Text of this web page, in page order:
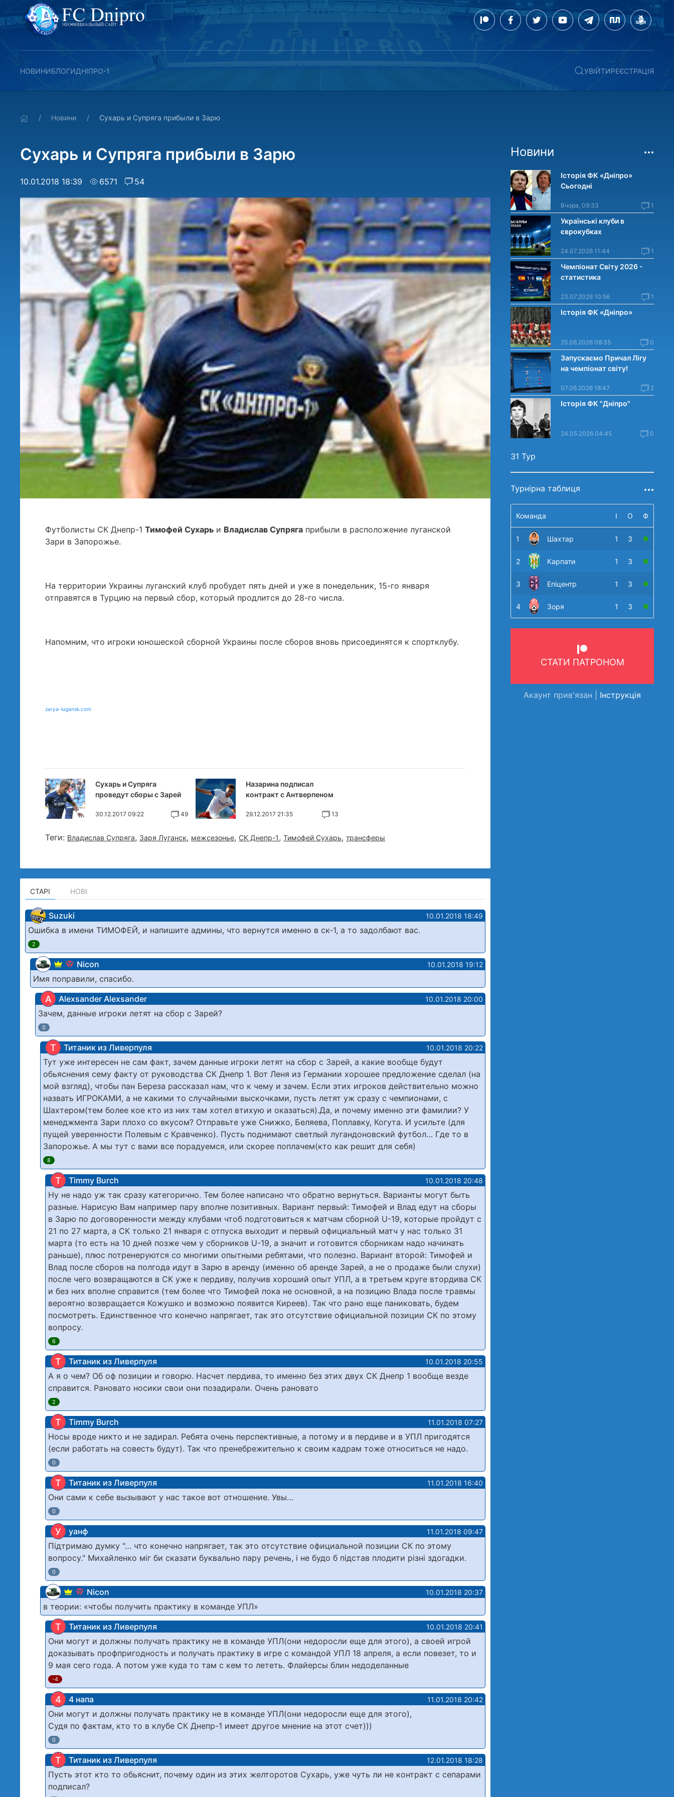
НОВИНИБЛОГИДНІПРО-1 УВІЙТИРЕЄСТРАЦІЯ
Новини Сухарь и Супряга прибыли в Зарю
Сухарь и Супряга прибыли в Зарю
10.01.2018 18:39 6571 54
Футболисты СК Днепр-1 Тимофей Сухарь и Владислав Супряга прибыли в расположение луганской
Зари в Запорожье.
На территории Украины луганский клуб пробудет пять дней и уже в понедельник, 15-го января
отправятся в Турцию на первый сбор, который продлится до 28-го числа.
Напомним, что игроки юношеской сборной Украины после сборов вновь присоединятся к спортклубу.
zarya-lugansk.com
Сухарь и Супряга
проведут сборы с Зарей
30.12.2017 09:22 49
Назарина подписал
контракт с Антверпеном
29.12.2017 21:35 13
Теги: Владислав Супряга, Заря Луганск, межсезонье, СК Днепр-1, Тимофей Сухарь, трансферы
СТАРІ НОВІ
Suzuki 10.01.2018 18:49
Ошибка в имени ТИМОФЕЙ, и напишите админы, что вернутся именно в ск-1, а то задолбают вас.
2
Nicon 10.01.2018 19:12
Имя поправили, спасибо.
A Alexsander Alexsander 10.01.2018 20:00
Зачем, данные игроки летят на сбор с Зарей?
0
Т Титаник из Ливерпуля 10.01.2018 20:22
Тут уже интересен не сам факт, зачем данные игроки летят на сбор с Зарей, а какие вообще будут
обьяснения сему факту от руководства СК Днепр 1. Вот Леня из Германии хорошее предложение сделал (на
мой взгляд), чтобы пан Береза рассказал нам, что к чему и зачем. Если этих игроков действительно можно
назвать ИГРОКАМИ, а не какими то случайными выскочками, пусть летят уж сразу с чемпионами, с
Шахтером(тем более кое кто из них там хотел втихую и оказаться).Да, и почему именно эти фамилии? У
менеджмента Зари плохо со вкусом? Отправьте уже Снижко, Беляева, Поплавку, Когута. И усильте (для
пущей уверенности Полевым с Кравченко). Пусть поднимают светлый лугандоновский футбол… Где то в
Запорожье. А мы тут с вами все порадуемся, или скорее поплачем(кто как решит для себя)
8
T Timmy Burch 10.01.2018 20:48
Ну не надо уж так сразу категорично. Тем более написано что обратно вернуться. Варианты могут быть
разные. Нарисую Вам например пару вполне позитивных. Вариант первый: Тимофей и Влад едут на сборы
в Зарю по договоренности между клубами чтоб подготовиться к матчам сборной U-19, которые пройдут с
21 по 27 марта, а СК только 21 января с отпуска выходит и первый официальный матч у нас только 31
марта (то есть на 10 дней позже чем у сборников U-19, а значит и готовится сборникам надо начинать
раньше), плюс потренеруются со многими опытными ребятами, что полезно. Вариант второй: Тимофей и
Влад после сборов на полгода идут в Зарю в аренду (именно об аренде Зарей, а не о продаже были слухи)
после чего возвращаются в СК уже к пердиву, получив хороший опыт УПЛ, а в третьем круге втордива СК
и без них вполне справится (тем более что Тимофей пока не основной, а на позицию Влада после травмы
вероятно возвращается Кожушко и возможно появится Киреев). Так что рано еще паниковать, будем
посмотреть. Единственное что конечно напрягает, так это отсутствие официальной позиции СК по этому
вопросу.
6
Т Титаник из Ливерпуля 10.01.2018 20:55
А я о чем? Об оф позиции и говорю. Насчет пердива, то именно без этих двух СК Днепр 1 вообще везде
справится. Рановато носики свои они позадирали. Очень рановато
2
T Timmy Burch 11.01.2018 07:27
Носы вроде никто и не задирал. Ребята очень перспективные, а потому и в пердиве и в УПЛ пригодятся
(если работать на совесть будут). Так что пренебрежительно к своим кадрам тоже относиться не надо.
0
Т Титаник из Ливерпуля 11.01.2018 16:40
Они сами к себе вызывают у нас такое вот отношение. Увы…
0
У уанф 11.01.2018 09:47
Підтримаю думку "… что конечно напрягает, так это отсутствие официальной позиции СК по этому
вопросу." Михайленко міг би сказати буквально пару речень, і не будо б підстав плодити різні здогадки.
0
Nicon 10.01.2018 20:37
в теории: «чтобы получить практику в команде УПЛ»
Т Титаник из Ливерпуля 10.01.2018 20:41
Они могут и должны получать практику не в команде УПЛ(они недоросли еще для этого), а своей игрой
доказывать профпригодность и получать практику в игре с командой УПЛ 18 апреля, а если повезет, то и
9 мая сего года. А потом уже куда то там с кем то лететь. Флайерсы блин недоделанные
-4
4 4 напа 11.01.2018 20:42
Они могут и должны получать практику не в команде УПЛ(они недоросли еще для этого),
Судя по фактам, кто то в клубе СК Днепр-1 имеет другое мнение на этот счет)))
0
Т Титаник из Ливерпуля 12.01.2018 18:28
Пусть этот кто то обьяснит, почему один из этих желторотов Сухарь, уже чуть ли не контракт с сепарами
подписал?
Новини
Історія ФК «Дніпро»
Сьогодні
Вчора, 09:33 1
Українські клуби в
єврокубках
24.07.2026 11:44 1
Чемпіонат Світу 2026 -
статистика
23.07.2026 10:56 1
Історія ФК «Дніпро»
25.06.2026 08:35 0
Запускаємо Причал Лігу
на чемпіонат світу!
07.06.2026 18:47 2
Історія ФК "Дніпро"
24.05.2026 04:45 0
31 Тур
Турнірна таблиця
Команда І О Ф
1 Шахтар 1 3
2 Карпати 1 3
3 Епіцентр 1 3
4 Зоря 1 3
СТАТИ ПАТРОНОМ
Акаунт прив'язан | Інструкція